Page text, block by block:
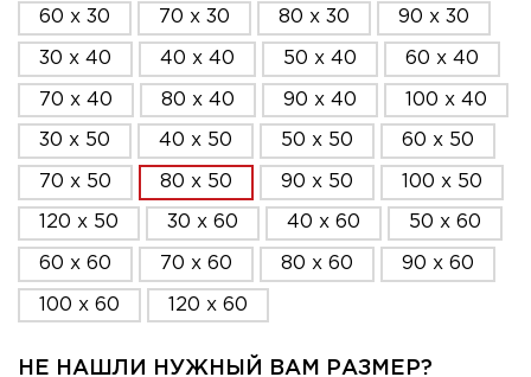
60 x 30 70 x 30 80 x 30 90 x 30
30 x 40 40 x 40 50 x 40 60 x 40
70 x 40 80 x 40 90 x 40 100 x 40
30 x 50 40 x 50 50 x 50 60 x 50
70 x 50 80 x 50 90 x 50 100 x 50
120 x 50 30 x 60 40 x 60 50 x 60
60 x 60 70 x 60 80 x 60 90 x 60
100 x 60 120 x 60
НЕ НАШЛИ НУЖНЫЙ ВАМ РАЗМЕР?